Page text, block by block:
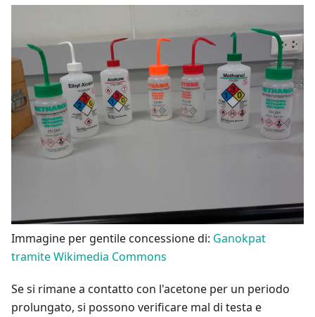
Immagine per gentile concessione di: Ganokpat
tramite Wikimedia Commons
Se si rimane a contatto con l'acetone per un periodo
prolungato, si possono verificare mal di testa e